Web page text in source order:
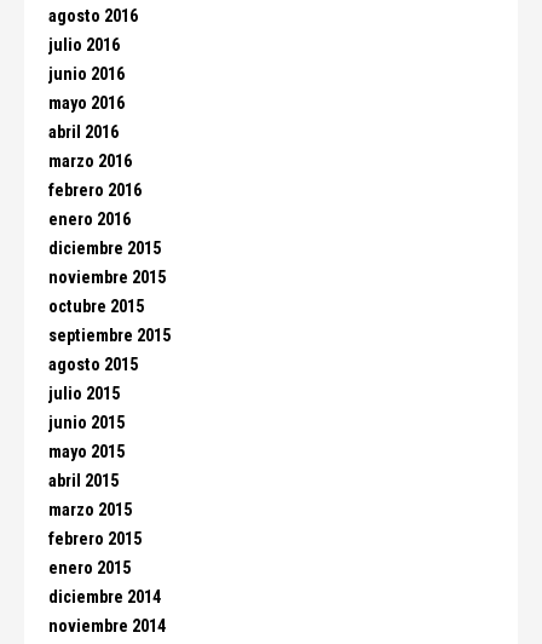
agosto 2016
julio 2016
junio 2016
mayo 2016
abril 2016
marzo 2016
febrero 2016
enero 2016
diciembre 2015
noviembre 2015
octubre 2015
septiembre 2015
agosto 2015
julio 2015
junio 2015
mayo 2015
abril 2015
marzo 2015
febrero 2015
enero 2015
diciembre 2014
noviembre 2014